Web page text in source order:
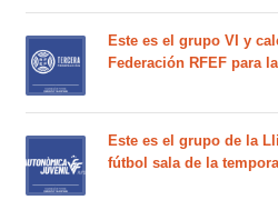
Este es el grupo VI y
Federación RFEF para
Este es el grupo de la
fútbol sala de la